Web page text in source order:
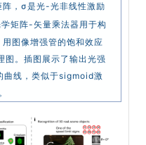
阵，σ是光-光非线性激励
矩阵-矢量乘法器用于构
图像增强管的饱和效应
图。插图展示了输出光强
曲线，类似于sigmoid激